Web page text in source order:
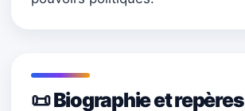
📜 Biographie et repères